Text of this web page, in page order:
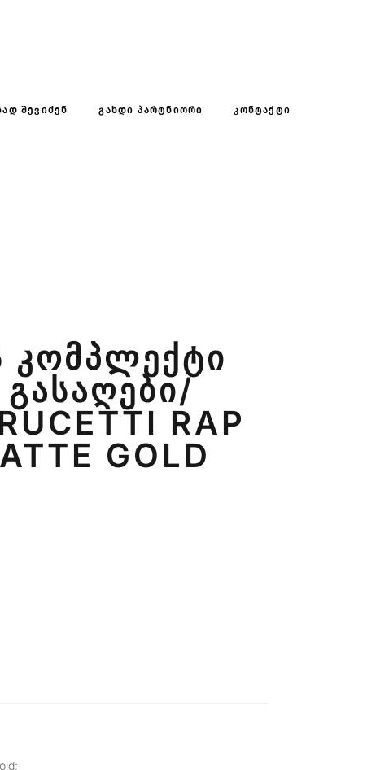
ᲨᲔᲕᲘᲫᲔᲜ ᲒᲐᲮᲓᲘ ᲞᲐᲠᲢᲜᲘᲝᲠᲘ ᲙᲝᲜᲢᲐᲥᲢᲘ
ᲙᲝᲛᲞᲚᲔᲥᲢᲘ
RAP
GOLD